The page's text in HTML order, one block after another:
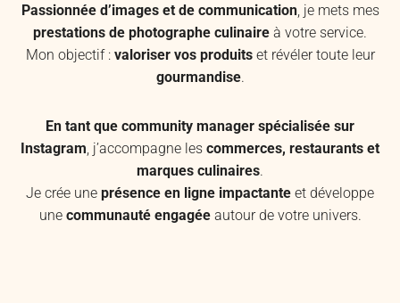
Passionnée d’images et de communication, je mets mes
prestations de photographe culinaire à votre service.
Mon objectif : valoriser vos produitset révéler toute leur
gourmandise.
En tant que community manager spécialisée sur
Instagram, j’accompagne les commerces, restaurants et
marques culinaires.
Je crée une présence en ligne impactante et développe
une communauté engagéeautour de votre univers.